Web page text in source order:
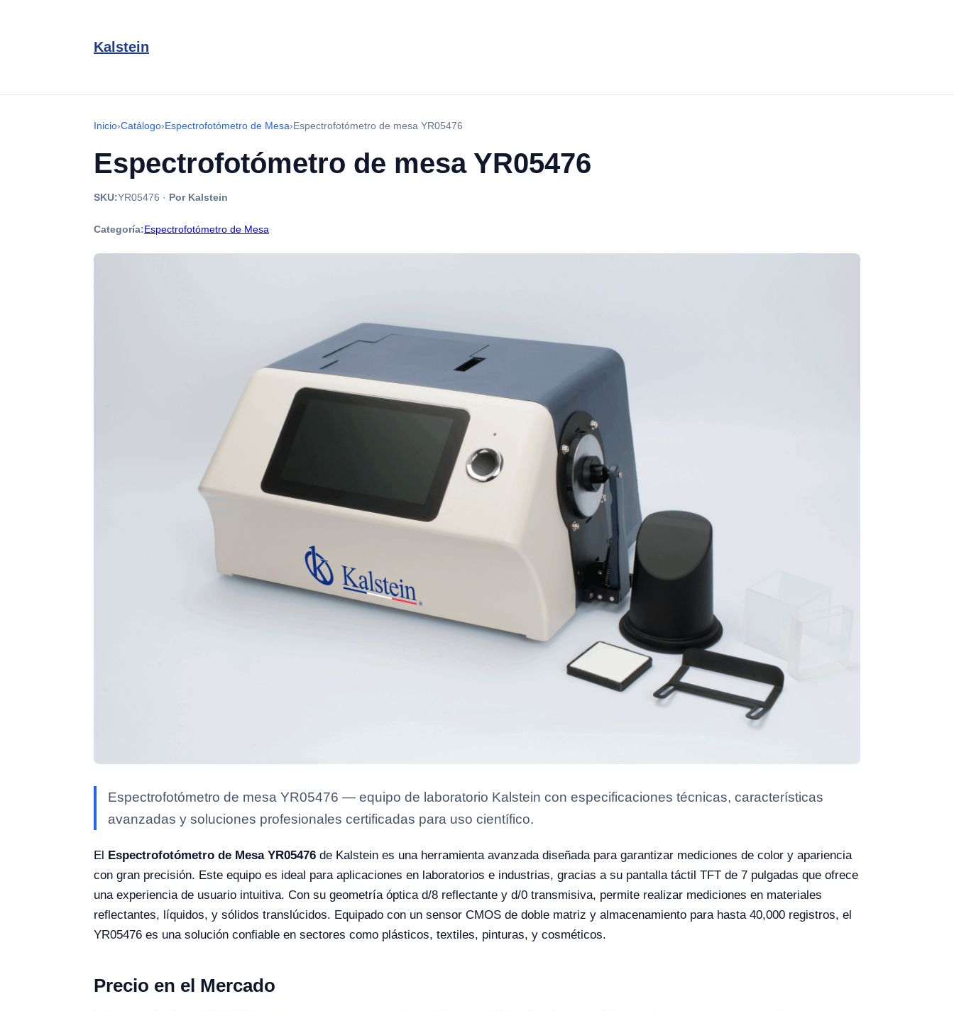
Kalstein
Inicio›Catálogo›Espectrofotómetro de Mesa›Espectrofotómetro de mesa YR05476
Espectrofotómetro de mesa YR05476
SKU:YR05476 · Por Kalstein
Categoría:Espectrofotómetro de Mesa
Espectrofotómetro de mesa YR05476 — equipo de laboratorio Kalstein con especificaciones técnicas, características
avanzadas y soluciones profesionales certificadas para uso científico.
El Espectrofotómetro de Mesa YR05476 de Kalstein es una herramienta avanzada diseñada para garantizar mediciones de color y apariencia
con gran precisión. Este equipo es ideal para aplicaciones en laboratorios e industrias, gracias a su pantalla táctil TFT de 7 pulgadas que ofrece
una experiencia de usuario intuitiva. Con su geometría óptica d/8 reflectante y d/0 transmisiva, permite realizar mediciones en materiales
reflectantes, líquidos, y sólidos translúcidos. Equipado con un sensor CMOS de doble matriz y almacenamiento para hasta 40,000 registros, el
YR05476 es una solución confiable en sectores como plásticos, textiles, pinturas, y cosméticos.
Precio en el Mercado